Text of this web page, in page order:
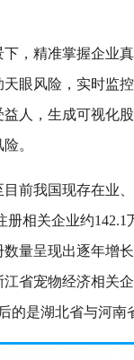
，精准掌握企业
眼风险，实时监
人，生成可视化
。
前我国现存在业
册相关企业约
量呈现出逐年增
省宠物经济相关
的是湖北省与河南